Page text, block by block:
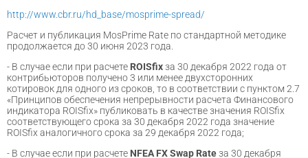
http://www.cbr.ru/hd_base/mosprime-spread/
Расчет и публикация MosPrime Rate по стандартной методике
продолжается до 30 июня 2023 года.
- В случае если при расчете ROISfixза 30 декабря 2022 года от
контрибьюторов получено 3 или менее двухсторонних
котировок для одного из сроков, то в соответствии с пунктом 2.7
«Принципов обеспечения непрерывности расчета Финансового
индикатора ROISfix» публиковать в качестве значения ROISfix
соответствующего срока за 30 декабря 2022 года значение
ROISfix аналогичного срока за 29 декабря 2022 года;
- В случае если при расчете NFEA FX Swap Rateза 30 декабря